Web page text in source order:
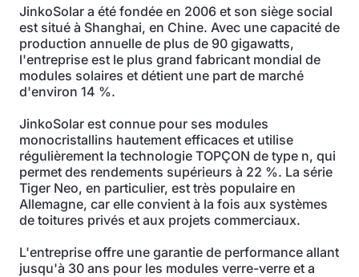
JinkoSolar a été fondée en 2006 et son siège social
est situé à Shanghai, en Chine. Avec une capacité de
production annuelle de plus de 90 gigawatts,
l'entreprise est le plus grand fabricant mondial de
modules solaires et détient une part de marché
d'environ 14 %.
JinkoSolar est connue pour ses modules
monocristallins hautement efficaces et utilise
régulièrement la technologie TOPÇON de type n, qui
permet des rendements supérieurs à 22 %. La série
Tiger Neo, en particulier, est très populaire en
Allemagne, car elle convient à la fois aux systèmes
de toitures privés et aux projets commerciaux.
L'entreprise offre une garantie de performance allant
jusqu'à 30 ans pour les modules verre-verre et a